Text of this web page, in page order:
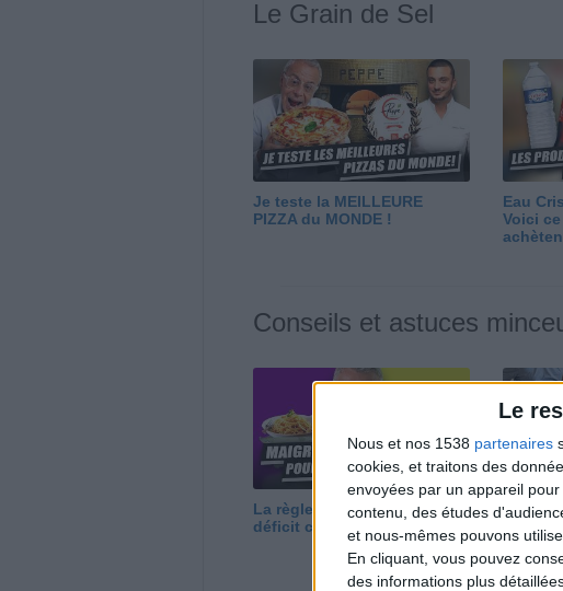
Le
Nous et nos 1538 partenaires
cookies, et traitons des
envoyées par un appareil
contenu, des études
et nous-mêmes pouvons
En cliquant, vous pouvez
des informations plus
Le Grain de Sel
Je teste la MEILLEURE
PIZZA du MONDE !
Eau
Voici
Conseils et astuces
La règle N°1 pour maigrir : le
déficit calorique
Perdre
est